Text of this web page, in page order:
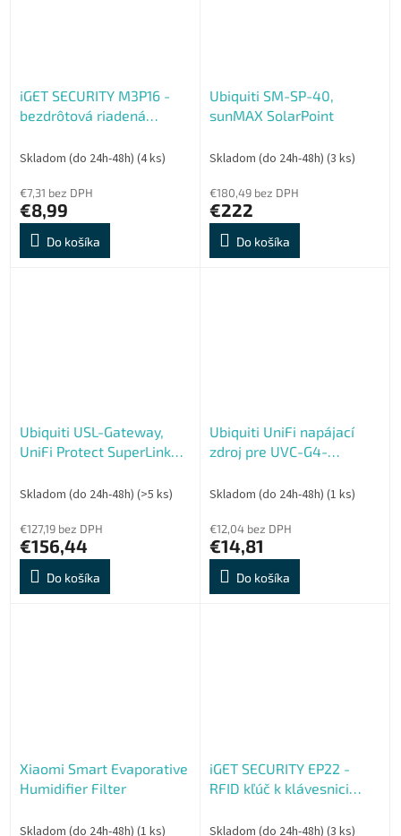
iGET SECURITY M3P16 -
bezdrôtová riadená
iGET M4
Skladom (do 24h-48h) (4 ks)
€7,31 bez DPH
€8,99
Do košíka
Ubiquiti SM-SP-40,
sunMAX SolarPoint
Skladom (do 24h-48h) (3 ks)
€180,49 bez DPH
€222
Do košíka
Ubiquiti USL-Gateway,
UniFi Protect SuperLink
Skladom (do 24h-48h) (>5 ks)
€127,19 bez DPH
€156,44
Do košíka
Ubiquiti UniFi napájací
zdroj pre UVC-G4-
Skladom (do 24h-48h) (1 ks)
€12,04 bez DPH
€14,81
Do košíka
Xiaomi Smart Evaporative
Humidifier Filter
Skladom (do 24h-48h) (1 ks)
iGET SECURITY EP22 -
RFID kľúč k klávesnici
Skladom (do 24h-48h) (3 ks)